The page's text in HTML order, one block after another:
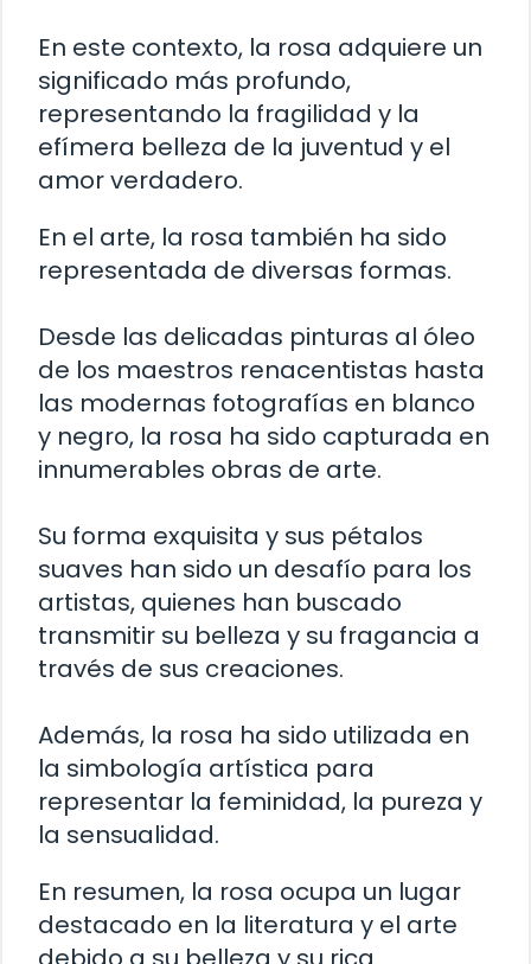
En este contexto, la rosa adquiere un
significado más profundo,
representando la fragilidad y la
efímera belleza de la juventud y el
amor verdadero.
En el arte, la rosa también ha sido
representada de diversas formas.
Desde las delicadas pinturas al óleo
de los maestros renacentistas hasta
las modernas fotografías en blanco
y negro, la rosa ha sido capturada en
innumerables obras de arte.
Su forma exquisita y sus pétalos
suaves han sido un desafío para los
artistas, quienes han buscado
transmitir su belleza y su fragancia a
través de sus creaciones.
Además, la rosa ha sido utilizada en
la simbología artística para
representar la feminidad, la pureza y
la sensualidad.
En resumen, la rosa ocupa un lugar
destacado en la literatura y el arte